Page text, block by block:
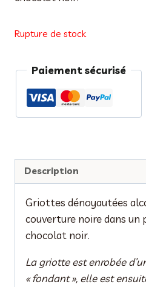
Rupture de stock
Paiement sécurisé
Description
Griottes dénoyautées
couverture noire dans un
chocolat noir.
La griotte est enrobée
« fondant », elle est